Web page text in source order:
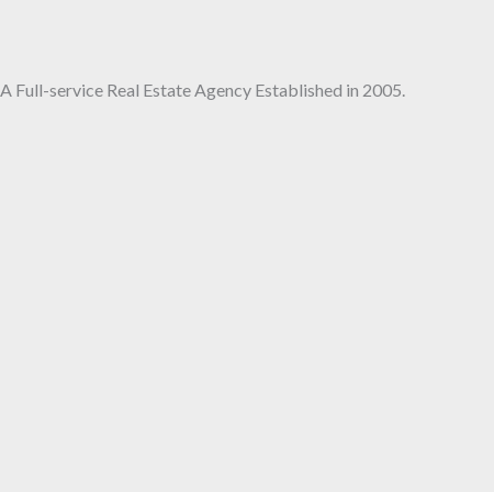
A Full-service Real Estate Agency Established in 2005.